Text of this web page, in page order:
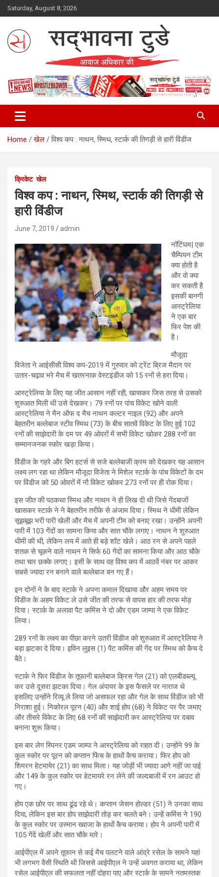
Skip
to
Saturday, August 8, 2026
Sadbhawna Today
Home खेल विश्व कप : नाथन, स्मिथ, स्टार्क की तिगड़ी से हारी विंडीज
क्रिकेट खेल
विश्व कप : नाथन, स्मिथ, स्टार्क की तिगड़ी से
हारी विंडीज
June 7, 2019 admin
नॉटिंघम| एक
चैम्पियन टीम
क्या होती है
और वो क्या
कर सकती है
इसकी बानगी
आस्ट्रेलिया
ने एक बार
फिर पेश की
है।
मौजूदा
विजेता ने आईसीसी विश्व कप-2019 में गुरुवार को ट्रेंट ब्रिज मैदान पर
उतार-चढ़ाव भरे मैच में खतरनाक वेस्टइंडीज को 15 रनों से हरा दिया।
आस्ट्रेलिया के लिए यह जीत आसान नहीं रही, खासकर जिस तरह से उसको
शुरुआत मिली थी उसे देखकर। 79 रनों पर पांच विकेट खोने वाली
आस्ट्रेलिया ने मैन ऑफ द मैच नाथन कल्टर नाइल (92) और अपने
बेहतरीन बल्लेबाज स्टीव स्मिथ (73) के बीच सातवें विकेट के लिए हुई 102
रनों की साझेदारी के दम पर 49 ओवरों में सभी विकेट खोकर 288 रनों का
सम्मानजनक स्कोर खड़ा किया।
विंडीज के गहरे और बिग हटर्स से सजे बल्लेबाजी क्रम को देखकर यह आसान
लक्ष्य लग रहा था लेकिन मौजूदा विजेता ने मिशेल स्टार्क के पांच विकेटों के दम
पर विंडीज को 50 ओवरों में नौ विकेट खोकर 273 रनों पर ही रोक दिया।
इस जीत की पठकथा स्मिथ और नाथन ने ही लिख दी थी जिसे गेंदबाजों
खासकर स्टार्क ने ने बेहतरीन तरीके से अंजाम दिया। स्मिथ ने धीमी लेकिन
सूझबूझ भरी पारी खेली और मैच में अपनी टीम को बनाए रखा। उन्होंने अपनी
पारी में 103 गेंदों का सामना किया और सात चौके लगाए। नाथन ने शुरुआत
धीमी की थी, लेकिन लय में आते ही बड़े शॉट खेले। आठ रन से अपने पहले
शतक से चूकने वाले नाथन ने सिर्फ 60 गेंदों का सामना किया और आठ चौके
तथा चार छक्के लगाए। इसी के साथ वह विश्व कप में आठवें नंबर पर आकर
सबसे ज्यादा रन बनाने वाले बल्लेबाज बन गए हैं।
इन दोनों ने के बाद स्टार्क ने अपना कमाल दिखाया और अहम समय पर
विंडीज के अहम विकेट ले उसे जीत की तरफ से वापस हार की तरफ मोड़
दिया। स्टार्क के अलावा पैट कमिंस ने दो और एडम जाम्पा ने एक विकेट
लिया।
289 रनों के लक्ष्य का पीछा करने उतरी विंडीज को शुरुआत में आस्ट्रेलिया ने
बड़ा झटका दे दिया। इविन लुइस (1) पैट कमिंस की गेंद पर स्मिथ को कैच दे
बैठे।
स्टार्क ने फिर विंडीज के तूफानी बल्लेबाज क्रिस गेल (21) को एलबीडब्ल्यू
कर उसे दूसरा झटका दिया। गेल अंपायर के इस फैसले पर नाराज थे
इसलिए उन्होंने रिव्यू ले लिया जो असफल रहा और गेल के साथ विंडीज को भी
निराशा हुई। निकोरल पूरन (40) और शाई होप (68) ने विकेट पर पैर जमाए
और तीसरे विकेट के लिए 68 रनों की साझेदारी कर आस्ट्रेलिया पर दबाव
बनाना शुरू किया।
इस बार लेग स्पिनर एडम जाम्पा ने आस्ट्रेलिया को राहत दी। उन्होंने 99 के
कुल स्कोर पर पूरन को कप्तान फिंच के हाथों कैच कराया। फिर होप को
शिमरन हेटमायेर (21) का साथ मिला। यह जोड़ी भी ज्यादा आगे नहीं जा पाई
और 149 के कुल स्कोर पर हेटमायरे रन लेने की जल्दबाजी में रन आउट हो
गए।
होप एक छोर पर साथ ढूंढ रहे थे। कप्तान जेसन होल्डर (51) ने उनका साथ
दिया, लेकिन इस बार होप साझेदारी तोड़ कर चलते बने। उन्हें कमिंस ने 190
के कुल स्कोर पर उस्मान ख्वाजा के हाथों कैच कराया। होप ने अपनी पारी में
105 गेंदें खेलीं और सात चौके मारे।
आईपीएल में अपने तूफान से कई मैच पलटने वाले आंद्रे रसेल के सामने यहां
भी लगभग वैसी स्थिति थी जिससे आईपीएल ने उन्हें अवगत कराया था, लेकिन
रसेल आईपीएल की सफलता नहीं दोहरा पाए और स्टार्क के सामने नतमस्तक